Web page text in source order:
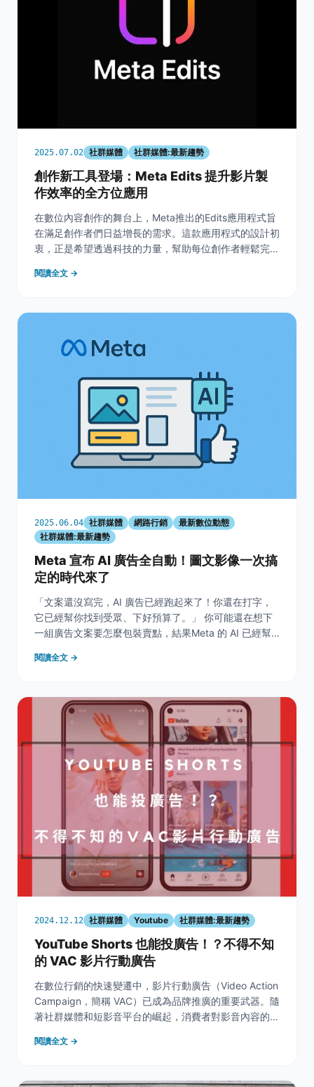
2025.07.02 社群媒體 社群媒體:最新趨勢
創作新工具登場：Meta Edits 提升影片製
作效率的全方位應用
在數位內容創作的舞台上，Meta推出的Edits應用程式旨
在滿足創作者們日益增長的需求。這款應用程式的設計初
衷，正是希望透過科技的力量，幫助每位創作者輕鬆完成
像一下，當你準備好拍攝一部影片時，面對的往往是繁雜
閱讀全文 →
2025.06.04 社群媒體 網路行銷
最新數位動態
社群媒體:最新趨勢
Meta 宣布 AI 廣告全自動！圖文影像一次搞
定的時代來了
「文案還沒寫完，AI 廣告已經跑起來了！你還在打字，
它已經幫你找到受眾、下好預算了。」 你可能還在想下
一組廣告文案要怎麼包裝賣點，結果Meta 的 AI 已經幫
就這樣自己跑出門賺錢去了。 現在已經在發生的，是一
閱讀全文 →
2024.12.12 社群媒體 Youtube 社群媒體:最新趨勢
YouTube Shorts 也能投廣告！？不得不知
的 VAC 影片行動廣告
在數位行銷的快速變遷中，影片行動廣告（Video Action
Campaign，簡稱 VAC）已成為品牌推廣的重要武器。隨
著社群媒體和短影音平台的崛起，消費者對影音內容的偏
眾並提升轉換率。本篇文章將深入探討如何充分利用
閱讀全文 →